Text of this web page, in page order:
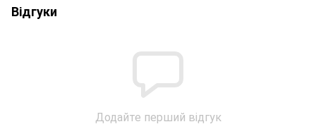
Відгуки
Додайте перший відгук